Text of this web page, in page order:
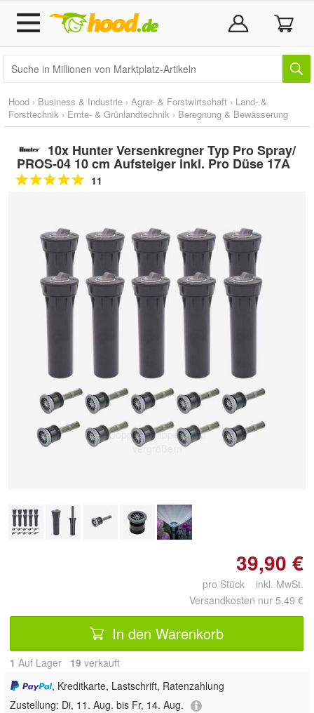
Hood › Business & Industrie › Agrar- & Forstwirtschaft › Land- &
Forsttechnik › Ernte- & Grünlandtechnik › Beregnung & Bewässerung
10x Hunter Versenkregner Typ Pro Spray/
PROS-04 10 cm Aufsteiger inkl. Pro Düse 17A
11
Doppelt antippen zum
vergrößern
39,90 €
pro Stück inkl. MwSt.
Versandkosten nur 5,49 €
In den Warenkorb
1 Auf Lager 19 verkauft
, Kreditkarte, Lastschrift, Ratenzahlung
Zustellung: Di, 11. Aug. bis Fr, 14. Aug.